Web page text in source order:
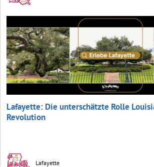
Lafayette: Die unterschätzte Rolle
Revolution
Lafayette